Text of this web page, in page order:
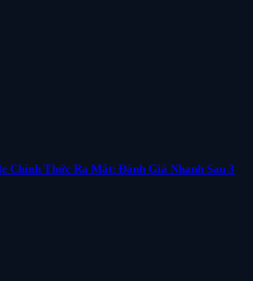
Chính Thức Ra Mắt: Đánh Giá Nhanh Sau 3